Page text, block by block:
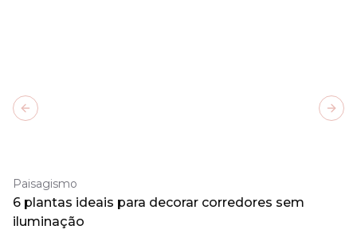
Paisagismo
6 plantas ideais para decorar corredores sem
iluminação
Previous slide